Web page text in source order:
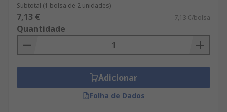
Subtotal (1 bolsa de 2 unidades)
7,13 € 7,13 €/bolsa
Quantidade
Adicionar
Folha de Dados